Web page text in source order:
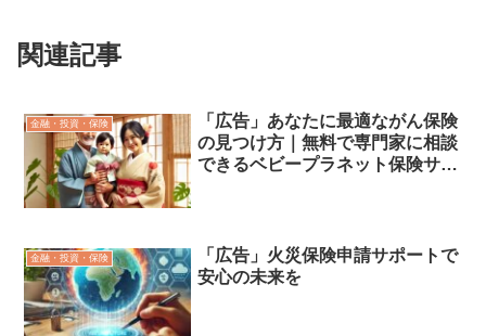
関連記事
金融・投資・保険
「広告」あなたに最適ながん保険
の見つけ方｜無料で専門家に相談
できるベビープラネット保険サー
金融・投資・保険
「広告」火災保険申請サポートで
安心の未来を